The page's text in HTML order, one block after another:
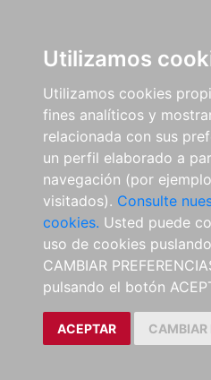
Utilizamos
Utilizamos cookies
fines analíticos y
relacionada con sus
un perfil elaborado a
navegación (por
visitados). Consulte
cookies. Usted puede
uso de cookies
CAMBIAR
pulsando el botón
ACEPTAR CAMBIAR